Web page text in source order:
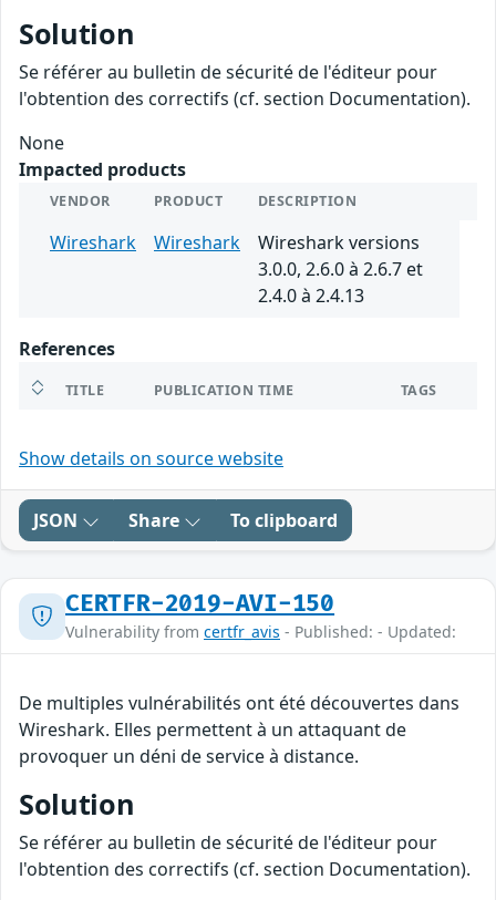
Solution
Se référer au bulletin de sécurité de l'éditeur pour
l'obtention des correctifs (cf. section Documentation).
None
Impacted products
VENDOR PRODUCT DESCRIPTION
Wireshark Wireshark
Wireshark versions
3.0.0, 2.6.0 à 2.6.7 et
2.4.0 à 2.4.13
References
TITLE PUBLICATION TIME TAGS
Show details on source website
JSON Share To clipboard
CERTFR-2019-AVI-150
Vulnerability from certfr_avis - Published: - Updated:
De multiples vulnérabilités ont été découvertes dans
Wireshark. Elles permettent à un attaquant de
provoquer un déni de service à distance.
Solution
Se référer au bulletin de sécurité de l'éditeur pour
l'obtention des correctifs (cf. section Documentation).